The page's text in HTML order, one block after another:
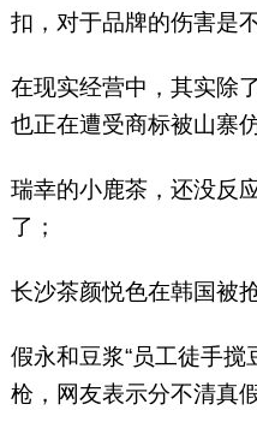
扣，对于品牌的伤害是
在现实经营中，其实除
也正在遭受商标被山寨
瑞幸的小鹿茶，还没反
了；
长沙茶颜悦色在韩国被
假永和豆浆“员工徒手搅
枪，网友表示分不清真